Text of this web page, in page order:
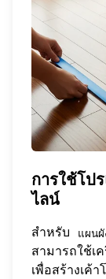
การใช้โป
ไลน์
สำหรับ แผน
สามารถใช้เ
เพื่อสร้างเค้